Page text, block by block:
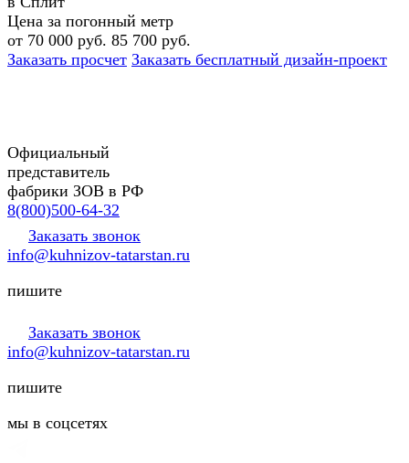
Цена за погонный метр
от 70 000 руб. 85 700 руб.
Заказать просчет Заказать бесплатный дизайн-проект
Официальный
представитель
фабрики ЗОВ в РФ
8(800)500-64-32
Заказать звонок
info@kuhnizov-tatarstan.ru
пишите
Заказать звонок
info@kuhnizov-tatarstan.ru
пишите
мы в соцсетях